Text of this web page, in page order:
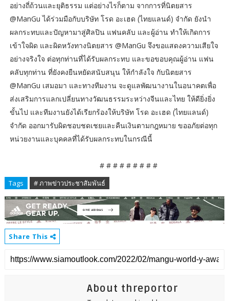
อย่างถี่ถ้วนและยุติธรรม แต่อย่างไรก็ตาม จากการที่นิตยสาร
@ManGu ได้ร่วมมือกับบริษัท โรด อะเฮด (ไทยแลนด์) จำกัด ยังนำ
ผลกระทบและปัญหามาสู่ศิลปิน แฟนคลับ และผู้อ่าน ทำให้เกิดการ
เข้าใจผิด และผิดหวังทางนิตยสาร @ManGu จึงขอแสดงความเสียใจ
อย่างจริงใจ ต่อทุกท่านที่ได้รับผลกระทบ และขอขอบคุณผู้อ่าน แฟน
คลับทุกท่าน ที่ยังคงยืนหยัดสนับสนุน ให้กำลังใจ กับนิตยสาร
@ManGu เสมอมา และทางทีมงาน จะดูแลพัฒนางานในอนาคตเพื่อ
ส่งเสริมการแลกเปลี่ยนทางวัฒนธรรมระหว่างจีนและไทย ให้ดียิ่งยิ่ง
ขั้นไป และทีมงานยังได้เรียกร้องให้บริษัท โรด อะเฮด (ไทยแลนด์)
จำกัด ออกมารับผิดชอบชดเชยและคืนเงินตามกฎหมาย ขออภัยต่อทุก
หน่วยงานและบุคคลที่ได้รับผลกระทบในกรณีนี้
# # # # # # # # #
Tags # ภาพข่าวประชาสัมพันธ์
Share This
About threportor